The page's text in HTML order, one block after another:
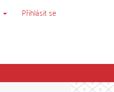
Přihlásit se